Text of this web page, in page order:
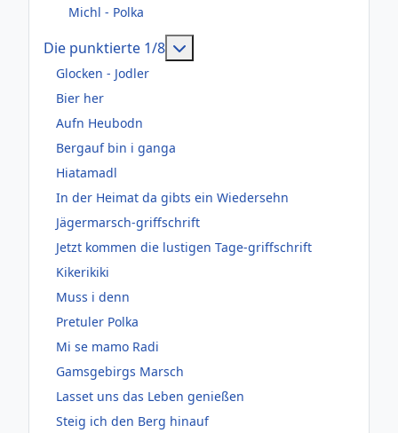
Michl - Polka
Die punktierte 1/8
Glocken - Jodler
Bier her
Aufn Heubodn
Bergauf bin i ganga
Hiatamadl
In der Heimat da gibts ein Wiedersehn
Jägermarsch-griffschrift
Jetzt kommen die lustigen Tage-griffschrift
Kikerikiki
Muss i denn
Pretuler Polka
Mi se mamo Radi
Gamsgebirgs Marsch
Lasset uns das Leben genießen
Steig ich den Berg hinauf